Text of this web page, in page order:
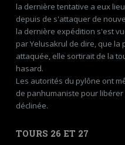
la dernière tentative a eux
depuis de s'attaquer de
la dernière expédition s'est
par Yelusakrul de dire, que
attaquée, elle sortirait de la
hasard.
Les autorités du pylône ont
de panhumaniste pour
déclinée.
TOURS 26 ET 27